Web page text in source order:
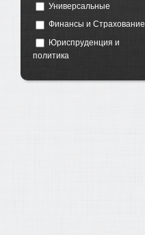
Универсальные
Финансы и Страхование
Юриспруденция и
политика